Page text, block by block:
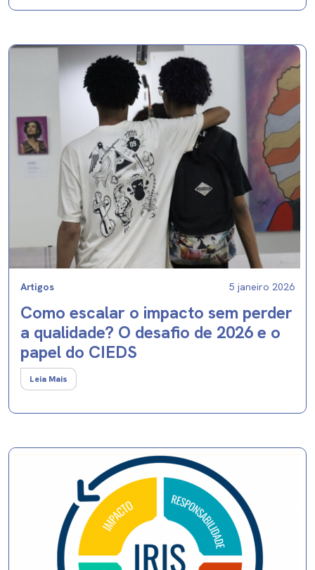
Artigos 5 janeiro 2026
Como escalar o impacto sem perder
a qualidade? O desafio de 2026 e o
papel do CIEDS
Leia Mais